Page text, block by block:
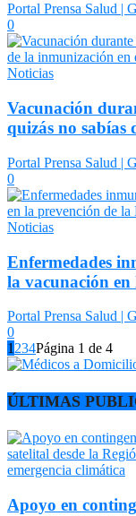
Portal Prensa Salud |
0
Noticias
Vacunación
quizás no sabías
Portal Prensa Salud |
0
Noticias
Enfermedades
la vacunación en
Portal Prensa Salud |
0
1 234Página 1 de 4
ÚLTIMAS
Apoyo en